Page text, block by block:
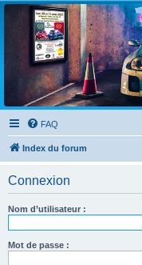
Clio V6 Passion
Le site français des passionnés de
FAQ
Index du forum
Connexion
Nom d’utilisateur :
Mot de passe :